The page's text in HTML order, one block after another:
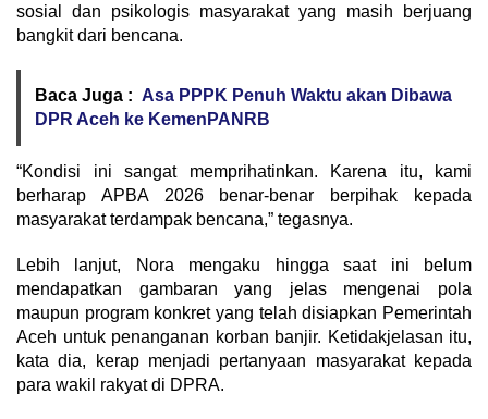
sosial dan psikologis masyarakat yang masih berjuang
bangkit dari bencana.
Baca Juga : Asa PPPK Penuh Waktu akan Dibawa
DPR Aceh ke KemenPANRB
“Kondisi ini sangat memprihatinkan. Karena itu, kami
berharap APBA 2026 benar-benar berpihak kepada
masyarakat terdampak bencana,” tegasnya.
Lebih lanjut, Nora mengaku hingga saat ini belum
mendapatkan gambaran yang jelas mengenai pola
maupun program konkret yang telah disiapkan Pemerintah
Aceh untuk penanganan korban banjir. Ketidakjelasan itu,
kata dia, kerap menjadi pertanyaan masyarakat kepada
para wakil rakyat di DPRA.